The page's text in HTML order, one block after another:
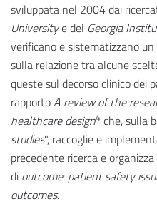
sviluppata nel 2004 dai
Universitye del Georgia
verificano e sistematizzano
sulla relazione tra alcune
queste sul decorso clinico dei
rapportoA review of the
healthcare design4 che, sulla
studies", raccoglie e
precedente ricerca e
di outcome: patient safety
outcomes.